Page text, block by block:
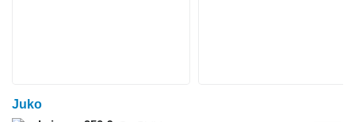
Juko